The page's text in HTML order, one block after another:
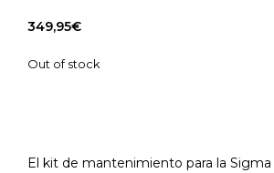
349,95€
Out of stock
El kit de mantenimiento para la